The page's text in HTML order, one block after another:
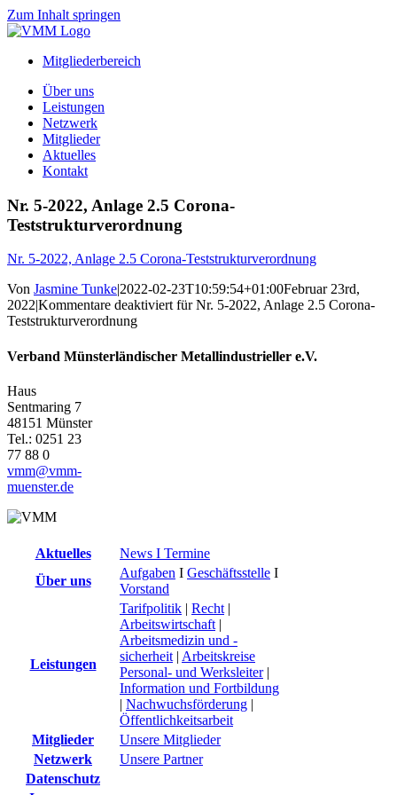
Zum Inhalt springen
Mitgliederbereich
Über uns
Leistungen
Netzwerk
Mitglieder
Aktuelles
Kontakt
Nr. 5-2022, Anlage 2.5 Corona-
Teststrukturverordnung
Nr. 5-2022, Anlage 2.5 Corona-Teststrukturverordnung
Von Jasmine Tunke|2022-02-23T10:59:54+01:00Februar 23rd,
2022|Kommentare deaktiviertfür Nr. 5-2022, Anlage 2.5 Corona-
Teststrukturverordnung
Verband Münsterländischer Metallindustrieller e.V.
Haus
Sentmaring 7
48151 Münster
Tel.: 0251 23
77 88 0
vmm@vmm-
muenster.de
Aktuelles
News I Termine
Über uns
Aufgaben I Geschäftsstelle I
Vorstand
Leistungen
Tarifpolitik | Recht |
Arbeitswirtschaft |
Arbeitsmedizin und -
sicherheit | Arbeitskreise
Personal- und Werksleiter|
Information und Fortbildung
| Nachwuchsförderung |
Öffentlichkeitsarbeit
Mitglieder
Unsere Mitglieder
Netzwerk
Unsere Partner
Datenschutz